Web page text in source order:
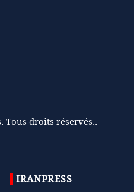
Tous droits réservés..
IRANPRESS